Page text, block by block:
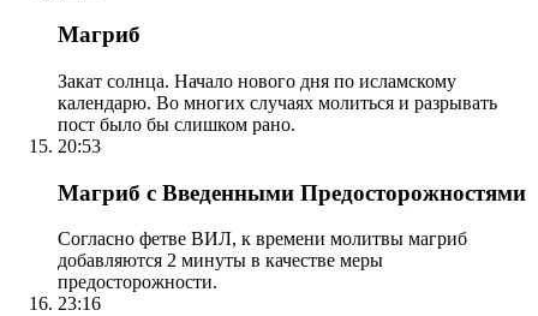
Магриб
Закат солнца. Начало нового дня по исламскому
календарю. Во многих случаях молиться и разрывать
пост было бы слишком рано.
20:53
Магриб с Введенными Предосторожностями
Согласно фетве ВИЛ, к времени молитвы магриб
добавляются 2 минуты в качестве меры
предосторожности.
23:16